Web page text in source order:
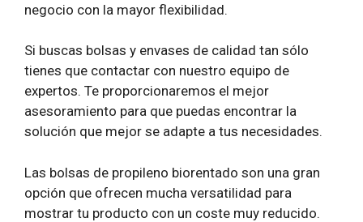
negocio con la mayor flexibilidad.
Si buscas bolsas y envases de calidad tan sólo
tienes que contactar con nuestro equipo de
expertos. Te proporcionaremos el mejor
asesoramiento para que puedas encontrar la
solución que mejor se adapte a tus necesidades.
Las bolsas de propileno biorentado son una gran
opción que ofrecen mucha versatilidad para
mostrar tu producto con un coste muy reducido.